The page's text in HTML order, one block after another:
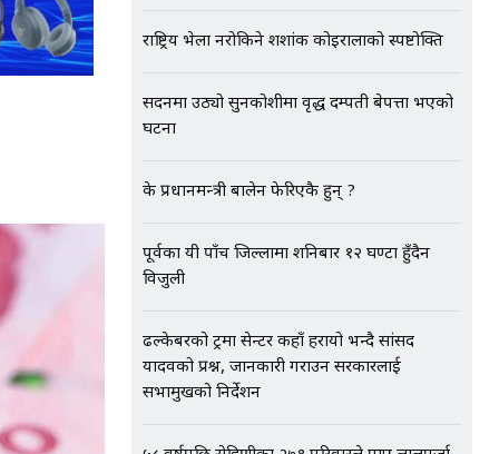
राष्ट्रिय भेला नरोकिने शशांक कोइरालाको स्पष्टोक्ति
सदनमा उठ्यो सुनकोशीमा वृद्ध दम्पती बेपत्ता भएको
घटना
के प्रधानमन्त्री बालेन फेरिएकै हुन् ?
पूर्वका यी पाँच जिल्लामा शनिबार १२ घण्टा हुँदैन
विजुली
ढल्केबरको ट्रमा सेन्टर कहाँ हरायो भन्दै सांसद
यादवको प्रश्न, जानकारी गराउन सरकारलाई
सभामुखको निर्देशन